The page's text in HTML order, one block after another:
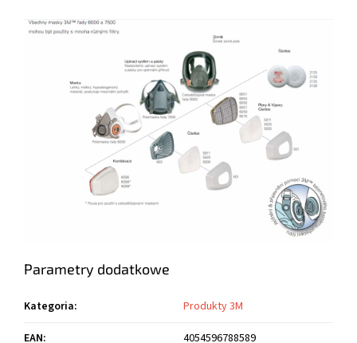
Parametry dodatkowe
Kategoria:
Produkty 3M
EAN: 4054596788589